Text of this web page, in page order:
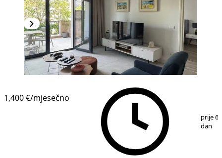
1,400 €/mjesečno
prije 61
dan